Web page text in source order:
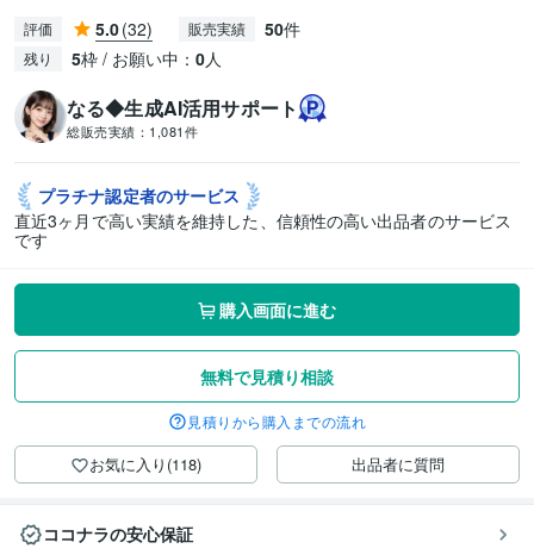
評価 5.0(32) 販売実績 50件
残り 5枠 / お願い中： 0人
なる◆生成AI活用サポート
総販売実績： 1,081件
プラチナ認定者のサービス
直近3ヶ月で高い実績を維持した、信頼性の高い出品者のサービス
です
購入画面に進む
無料で見積り相談
見積りから購入までの流れ
お気に入り(118) 出品者に質問
ココナラの安心保証